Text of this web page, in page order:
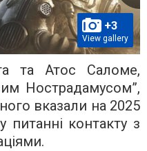
+3
View gallery
та Атос Саломе,
Нострадамусом”,
вказали на 2025
питанні контакту з